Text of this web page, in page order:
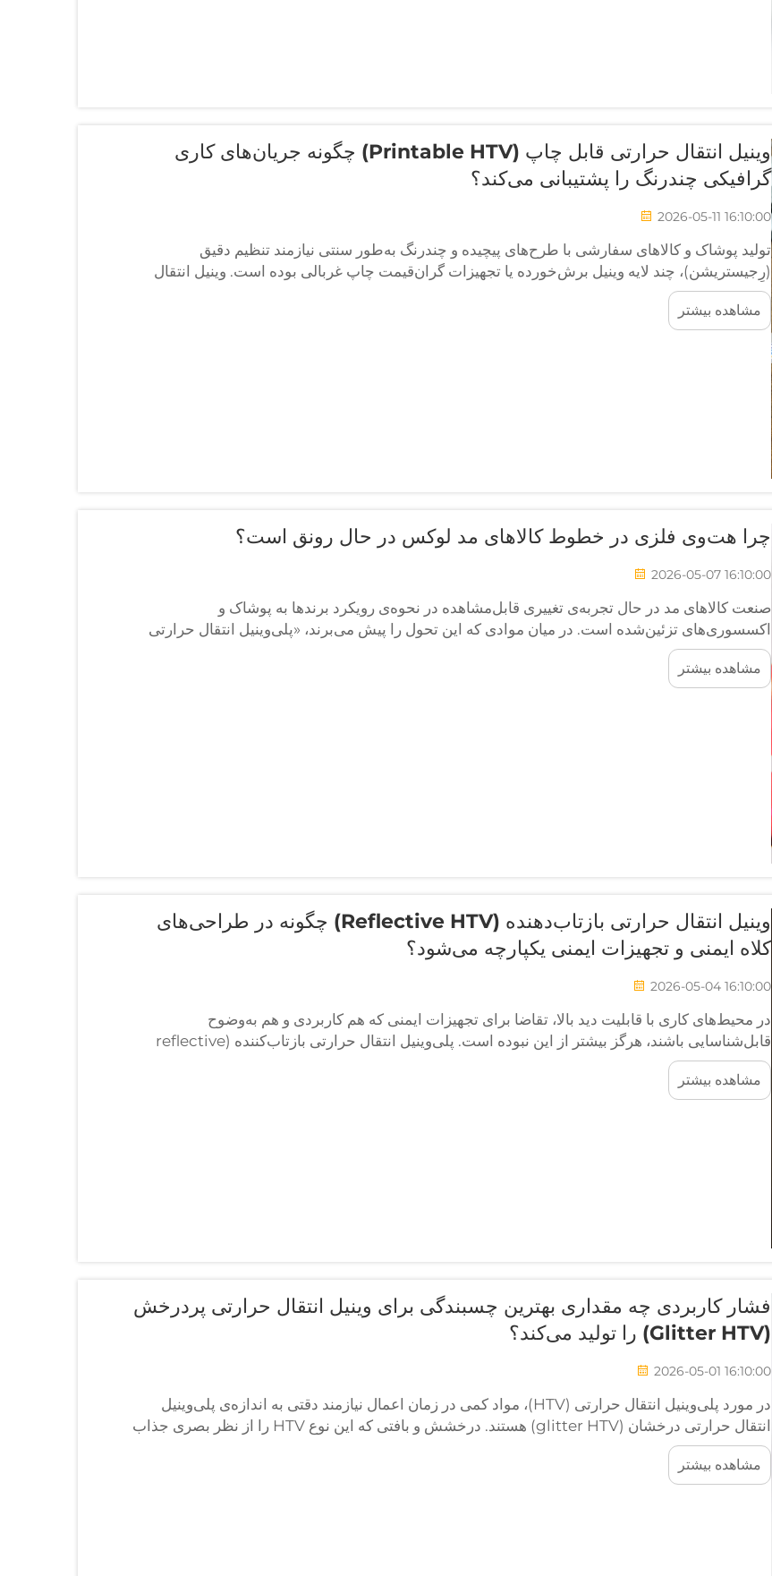
وینیل انتقال حرارتی قابل چاپ (Printable HTV) چگونه جریان‌های کاری
گرافیکی چندرنگ را پشتیبانی می‌کند؟
2026-05-11 16:10:00
تولید پوشاک و کالاهای سفارشی با طرح‌های پیچیده و چندرنگ به‌طور سنتی نیازمند تنظیم دقیق
(رِجیستریشن)، چند لایه وینیل برش‌خورده یا تجهیزات گران‌قیمت چاپ غربالی بوده است. وینیل انتقال
حرارتی قابل چاپ این معادله را کاملاً تغییر می‌دهد و...
مشاهده بیشتر
چرا هت‌وی فلزی در خطوط کالاهای مد لوکس در حال رونق است؟
2026-05-07 16:10:00
صنعت کالاهای مد در حال تجربه‌ی تغییری قابل‌مشاهده در نحوه‌ی رویکرد برندها به پوشاک و
اکسسوری‌های تزئین‌شده است. در میان موادی که این تحول را پیش می‌برند، «پلی‌وینیل انتقال حرارتی
سطحی درخشان و فویلی، ظاهری جذاب و چشم‌نواز ارائه می‌دهد...
مشاهده بیشتر
وینیل انتقال حرارتی بازتاب‌دهنده (Reflective HTV) چگونه در طراحی‌های
کلاه ایمنی و تجهیزات ایمنی یکپارچه می‌شود؟
2026-05-04 16:10:00
در محیط‌های کاری با قابلیت دید بالا، تقاضا برای تجهیزات ایمنی که هم کاربردی و هم به‌وضوح
قابل‌شناسایی باشند، هرگز بیشتر از این نبوده است. پلی‌وینیل انتقال حرارتی بازتاب‌کننده (reflective
HTV) به‌عنوان راه‌حلی عملی و انعطاف‌پذیر برای اعمال مستقیم علامت‌های قابلیت دید بالا روی...
مشاهده بیشتر
فشار کاربردی چه مقداری بهترین چسبندگی برای وینیل انتقال حرارتی پردرخش
(Glitter HTV) را تولید می‌کند؟
2026-05-01 16:10:00
در مورد پلی‌وینیل انتقال حرارتی (HTV)، مواد کمی در زمان اعمال نیازمند دقتی به اندازه‌ی پلی‌وینیل
انتقال حرارتی درخشان (glitter HTV) هستند. درخشش و بافتی که این نوع HTV را از نظر بصری جذاب
می‌سازد، همان ویژگی‌هایی هستند که اعمال صحیح آن را از نظر فنی چالش‌برانگیز می‌کنند...
مشاهده بیشتر